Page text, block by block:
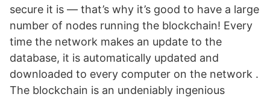
secure it is — that’s why it’s good to have a large
number of nodes running the blockchain! Every
time the network makes an update to the
database, it is automatically updated and
downloaded to every computer on the network .
The blockchain is an undeniably ingenious